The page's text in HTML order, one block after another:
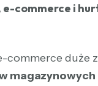
e-commerce i
commerce duże